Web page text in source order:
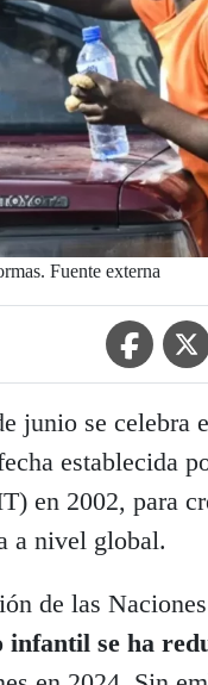
Fuente externa
Facebook
junio se celebra
establecida
en 2002, para
a nivel global.
de las
se ha